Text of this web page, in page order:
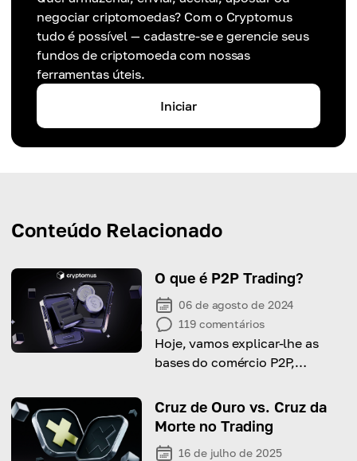
negociar criptomoedas? Com o Cryptomus
tudo é possível — cadastre-se e gerencie seus
fundos de criptomoeda com nossas
ferramentas úteis.
Iniciar
Conteúdo Relacionado
O que é P2P Trading?
06 de agosto de 2024
119 comentários
Hoje, vamos explicar-lhe as
bases do comércio P2P,
funcionamento e explorar
todas as vantagens
Cruz de Ouro vs. Cruz da
Morte no Trading
16 de julho de 2025